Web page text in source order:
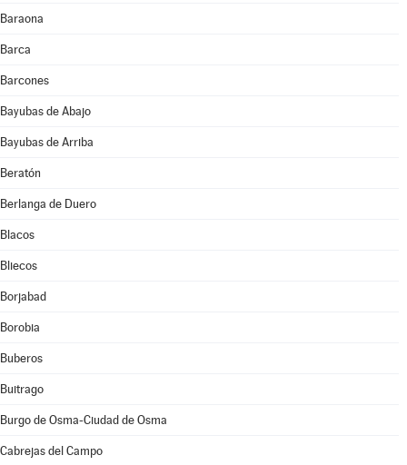
Baraona
Barca
Barcones
Bayubas de Abajo
Bayubas de Arriba
Beratón
Berlanga de Duero
Blacos
Bliecos
Borjabad
Borobia
Buberos
Buitrago
Burgo de Osma-Ciudad de Osma
Cabrejas del Campo